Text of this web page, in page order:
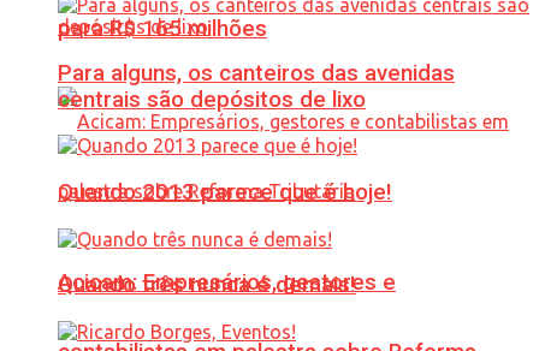
para R$ 165 milhões
Acicam: Empresários, gestores e
Para alguns, os canteiros das avenidas
centrais são depósitos de lixo
Quando 2013 parece que é hoje!
Quando três nunca é demais!